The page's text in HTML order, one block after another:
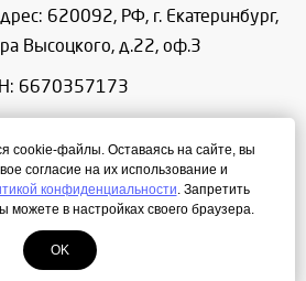
620092, РФ, г. Екатеринбург,
Высоцкого, д.22, оф.3
6670357173
1156658086166
с 9:00 до 18:00
сайта — ЛегионА
cookie-файлы. Оставаясь на сайте, вы
согласие на их использование и
конфиденциальности. Запретить
можете в настройках своего браузера.
OK